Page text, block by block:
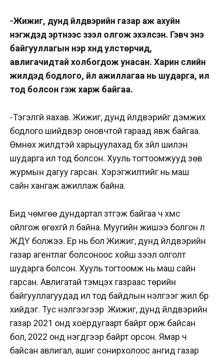
-Жижиг, дунд үйлдвэрийн газар аж ахуйн
нэгжүүдэд эртнээс зээл олгож эхэлсэн. Гэвч энэ
байгууллагын нэр хүнд улстөрчид,
авлигачидтай холбогдож унасан. Харин сүүлийн
жилүүдэд бодлого, үйл ажиллагаа нь шударга, ил
тод болсон гэж харж байгаа.
-Тэгэлгүй яахав. Жижиг, дунд үйлдвэрийг дэмжих
бодлого шийдвэр оновчтой гараад явж байгаа.
Өмнөх жилүүдтэй харьцуулахад бүх зүйл шилэн
шударга ил тод болсон. Хууль тогтоомжууд зөв
журмын дагуу гарсан. Хэрэгжилтийг нь маш
сайн хангаж ажиллаж байна.
Бид чөмгөө дундартал зүтгэж байгаа ч хүмүүс
ойлгож өгөхгүй л байна. Муугийн жишээ болгон л
ЖДҮ болжээ. Ер нь бол Жижиг, дунд үйлдвэрийн
газар агентлаг болсоноос хойш зээл олголт
шударга болсон. Хууль тогтоомж нь маш сайн
гарсан. Авлигатай тэмцэх газраас төрийн
байгууллагуудад ил тод байдлын үнэлгээг жил бүр
хийдэг. Тус үнэлгээгээр Жижиг, дунд үйлдвэрийн
газар 2021 онд хоёрдугаарт байрт орж байсан
бол, 2022 онд нэгдүгээр байрт орсон. Ямар ч
байсан авлигал, ашиг сонирхолоос ангид газар